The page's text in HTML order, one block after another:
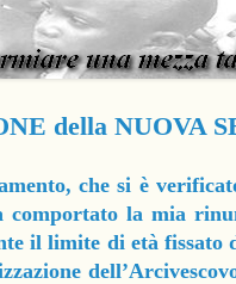
della NUOVA
che si è
comportato la mia
il limite di età fissato